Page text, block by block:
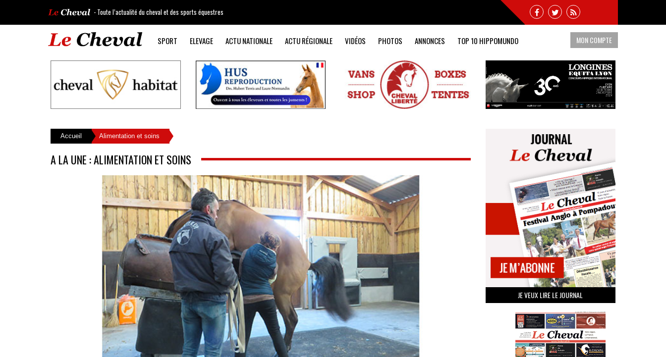
- Toute l’actualité du cheval et des sports équestres
SPORT ELEVAGE ACTU NATIONALE ACTU RÉGIONALE VIDÉOS PHOTOS ANNONCES TOP 10 HIPPOMUNDO MON COMPTE
Accueil Alimentation et soins
A LA UNE : ALIMENTATION ET SOINS
JE VEUX LIRE LE JOURNAL